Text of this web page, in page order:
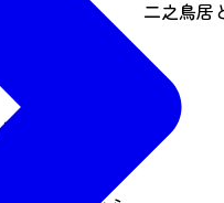
二之鳥居
年、伊達政宗公
殿・石の間・
造（いりもや
破風を付け、